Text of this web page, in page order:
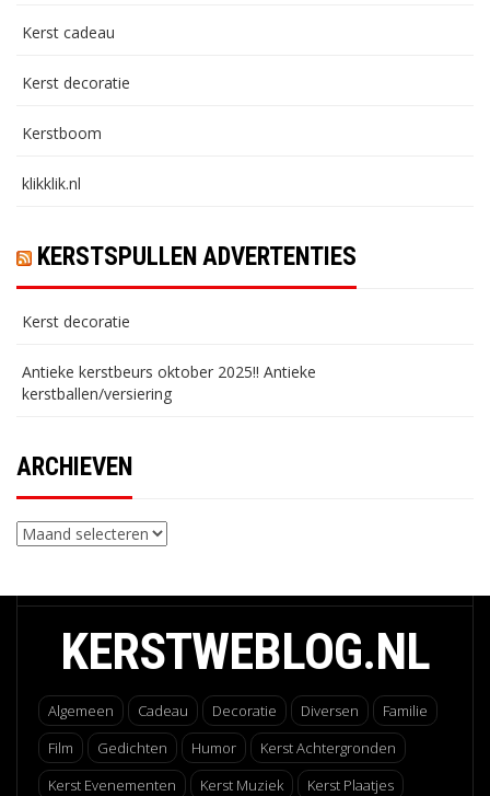
Kerst cadeau
Kerst decoratie
Kerstboom
klikklik.nl
KERSTSPULLEN ADVERTENTIES
Kerst decoratie
Antieke kerstbeurs oktober 2025!! Antieke
kerstballen/versiering
ARCHIEVEN
Archieven
KERSTWEBLOG.NL
Algemeen Cadeau Decoratie Diversen
Familie
Film
Gedichten Humor
Kerst Achtergronden
Kerst Evenementen
Kerst Muziek
Kerst Plaatjes